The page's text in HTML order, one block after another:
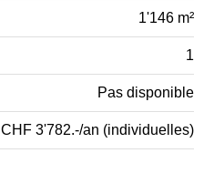
1'146 m²
1
Pas disponible
CHF 3'782.-/an (individuelles)